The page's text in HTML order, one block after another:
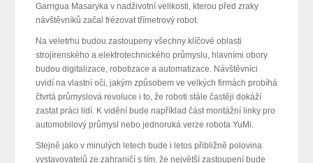
Garrigua Masaryka v nadživotní velikosti, kterou před zraky
návštěvníků začal frézovat třímetrový robot.
Na veletrhu budou zastoupeny všechny klíčové oblasti
strojírenského a elektrotechnického průmyslu, hlavními obory
budou digitalizace, robotizace a automatizace. Návštěvníci
uvidí na vlastní oči, jakým způsobem ve velkých firmách probíhá
čtvrtá průmyslová revoluce i to, že roboti stále častěji dokáží
zastat práci lidí. K vidění bude například část montážní linky pro
automobilový průmysl nebo jednoruká verze robota YuMi.
Stejně jako v minulých letech bude i letos přibližně polovina
vystavovatelů ze zahraničí s tím, že největší zastoupení bude